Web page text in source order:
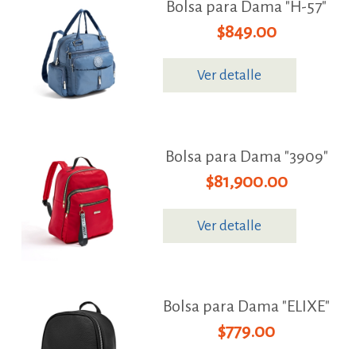
Bolsa para Dama "H-57"
$849.00
Ver detalle
Bolsa para Dama "3909"
$81,900.00
Ver detalle
Bolsa para Dama "ELIXE"
$779.00